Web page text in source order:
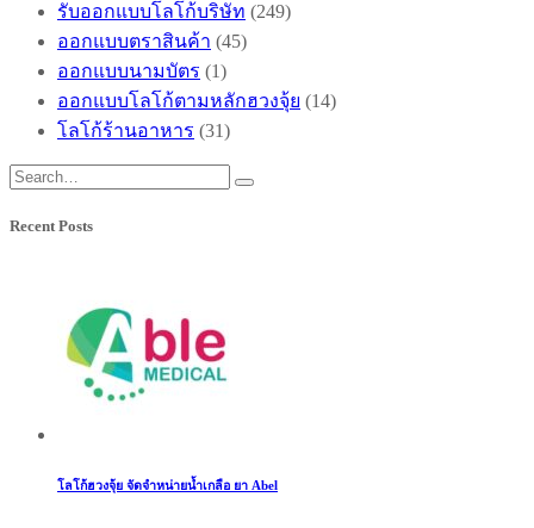
รับออกแบบโลโก้บริษัท (249)
ออกแบบตราสินค้า (45)
ออกแบบนามบัตร (1)
ออกแบบโลโก้ตามหลักฮวงจุ้ย (14)
โลโก้ร้านอาหาร (31)
Recent Posts
โลโก้ฮวงจุ้ย จัดจำหน่ายน้ำเกลือ ยา Abel